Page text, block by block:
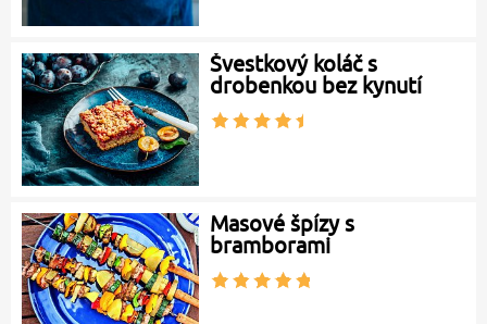
Švestkový koláč s
drobenkou bez kynutí
Masové špízy s
bramborami